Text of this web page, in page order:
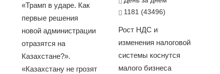
«Трамп в ударе. Как
первые решения
новой администрации
отразятся на
Казахстане?».
«Казахстану не грозят
1181 (43496)
Рост НДС и
изменения налоговой
системы коснутся
малого бизнеса